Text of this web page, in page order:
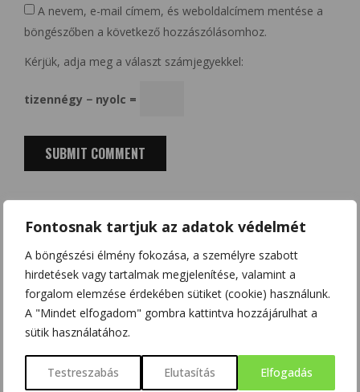
Fontosnak tartjuk az adatok védelmét
A böngészési élmény fokozása, a személyre szabott
hirdetések vagy tartalmak megjelenítése, valamint a
forgalom elemzése érdekében sütiket (cookie) használunk.
A "Mindet elfogadom" gombra kattintva hozzájárulhat a
sütik használatához.
Testreszabás Elutasítás Elfogadás
A nevem, e-mail címem, és weboldalcímem mentése a
böngészőben a következő hozzászólásomhoz.
Kérjük, adja meg a választ számjegyekkel:
tizennégy − nyolc =
Search
for:
LEGTÖBB HOZZÁSZÓLÁS